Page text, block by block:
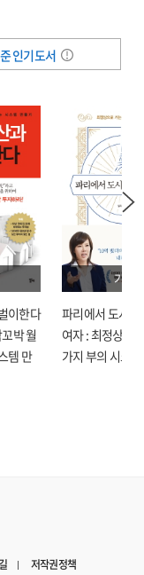
인기도서
이한다
박 월
템 만
기술
파리에서 도시락
여자 : 최정상으
가지 부의 시크릿
저작권정책